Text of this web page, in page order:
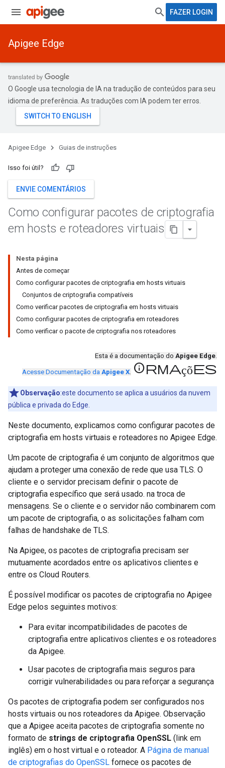
FAZER LOGIN
Apigee Edge
O Google usa tecnologia de IA na tradução de conteúdos para seu
idioma de preferência. As traduções com IA podem ter erros.
Apigee Edge Guias de instruções
Isso foi útil?
ENVIE COMENTÁRIOS
Como configurar pacotes de criptografia
em hosts e roteadores virtuais
Nesta página
Antes de começar
Como configurar pacotes de criptografia em hosts virtuais
Conjuntos de criptografia compatíveis
Como verificar pacotes de criptografia em hosts virtuais
Como configurar pacotes de criptografia em roteadores
Como verificar o pacote de criptografia nos roteadores
Esta é a documentação do Apigee Edge.
Acesse Documentação da Apigee X. informações
Observação:este documento se aplica a usuários da nuvem
pública e privada do Edge.
Neste documento, explicamos como configurar pacotes de
criptografia em hosts virtuais e roteadores no Apigee Edge.
Um pacote de criptografia é um conjunto de algoritmos que
ajudam a proteger uma conexão de rede que usa TLS. O
cliente e o servidor precisam definir o pacote de
criptografia específico que será usado. na troca de
mensagens. Se o cliente e o servidor não combinarem com
um pacote de criptografia, o as solicitações falham com
falhas de handshake de TLS.
Na Apigee, os pacotes de criptografia precisam ser
mutuamente acordados entre os aplicativos clientes e
entre os Cloud Routers.
É possível modificar os pacotes de criptografia no Apigee
Edge pelos seguintes motivos:
Para evitar incompatibilidades de pacotes de
criptografia entre aplicativos clientes e os roteadores
da Apigee.
Usar pacotes de criptografia mais seguros para
corrigir vulnerabilidades ou para reforçar a segurança
Os pacotes de criptografia podem ser configurados nos
hosts virtuais ou nos roteadores da Apigee. Observação
que a Apigee aceita pacotes de criptografia somente no
formato de strings de criptografia OpenSSL (link em
inglês) em o host virtual e o roteador. A Página de manual
de criptografias do OpenSSL fornece os pacotes de